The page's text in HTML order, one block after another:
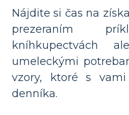
Nájdite si čas na
prezeraním
kníhkupectvách
umeleckými
vzory, ktoré s
denníka.